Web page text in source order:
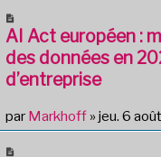
e
s
s
a
e
o
u
v
e
u
m
AI Act européen :
des données en
d’entreprise
par Markhoff » jeu. 6